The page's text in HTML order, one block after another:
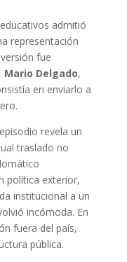
admitió
representación
fue
Mario Delgado,
en enviarlo a
revela un
traslado no
política exterior,
institucional a un
incómoda. En
fuera del país,
pública.